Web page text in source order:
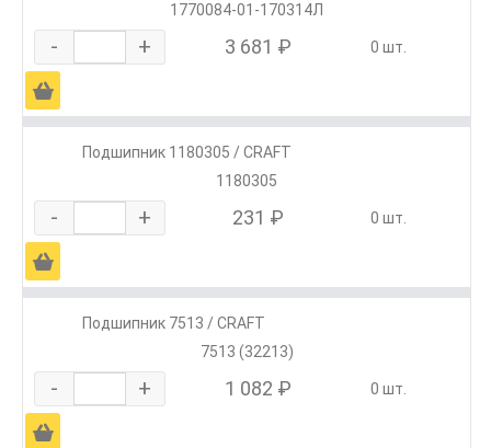
1770084-01-170314Л
- + 3 681 ₽ 0 шт.
Ä
Подшипник 1180305 / CRAFT
1180305
- + 231 ₽ 0 шт.
Ä
Подшипник 7513 / CRAFT
7513 (32213)
- + 1 082 ₽ 0 шт.
Ä